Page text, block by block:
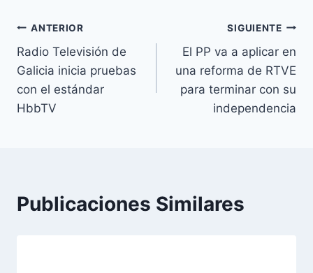
Navegación
de
entradas
ANTERIOR
Radio Televisión de
Galicia inicia pruebas
con el estándar
HbbTV
SIGUIENTE
El PP va a aplicar en
una reforma de RTVE
para terminar con su
independencia
Publicaciones Similares